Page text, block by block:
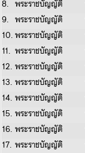
8. พระราชบัญญัติ
9. พระราชบัญญัติ
10.พระราชบัญญัติ
11. พระราชบัญญัติ
12. พระราชบัญญัติ
13. พระราชบัญญัติ
14. พระราชบัญญัติ
15. พระราชบัญญัติ
16. พระราชบัญญัติ
17. พระราชบัญญัติ